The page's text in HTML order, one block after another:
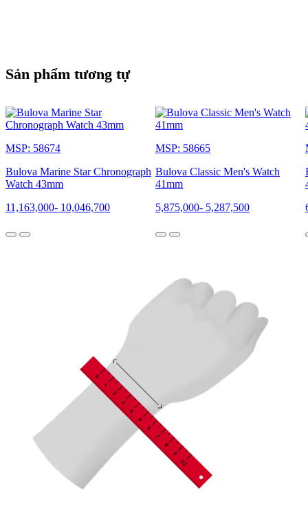
Sản phẩm tương tự
MSP: 58674
Bulova Marine Star Chronograph
Watch 43mm
11,163,000- 10,046,700
MSP: 58665
Bulova Classic Men's Watch
41mm
5,875,000- 5,287,500